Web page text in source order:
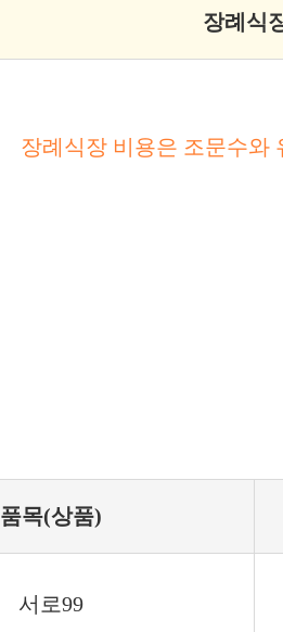
장례식
장례식장 비용은 조문수와
품목(상품)
서로99